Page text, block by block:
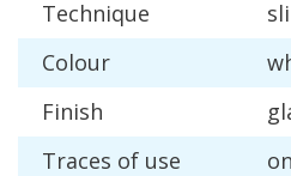
Technique
Colour
Finish
Traces of use